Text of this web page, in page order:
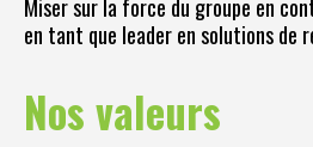
Miser sur la force du groupe en
en tant que leader en solutions de
Nos valeurs